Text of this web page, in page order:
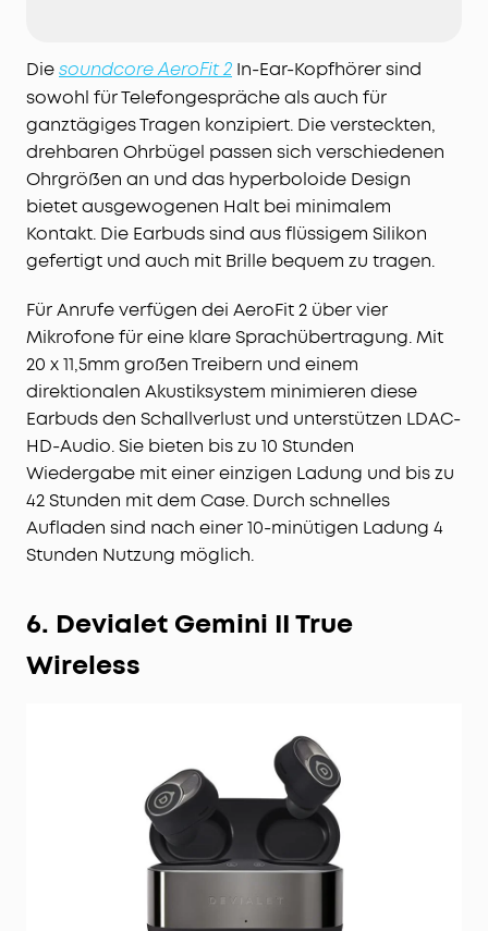
Racetrack-Treiber und die von soundcore
entwickelte BassTurbo-Technologie sorgen für
tiefe Bässe, klare Mitten und lebendige Höhen.
Freue dich auf kabellosen Hi-Res-Klang, verfeinert
durch LDAC.
Kristallklare Anrufe:4 strahlformende Mikrofone
und ein hochmoderner KI-Algorithmus erfassen
deine Stimme und filtern gleichzeitig den Lärm
heraus. Selbst in belebten Straßen bleibst du bei
Müheloses Laden für längere Spielzeit:Lege das
Case auf ein kabelloses Ladegerät für einfaches
Laden ohne Verheddern. Einmal laden bietet 10h
Musikgenuss und mit dem Ladecase 42h.
Die soundcore AeroFit 2 In-Ear-Kopfhörer sind
sowohl für Telefongespräche als auch für
ganztägiges Tragen konzipiert. Die versteckten,
drehbaren Ohrbügel passen sich verschiedenen
Ohrgrößen an und das hyperboloide Design
bietet ausgewogenen Halt bei minimalem
Kontakt. Die Earbuds sind aus flüssigem Silikon
gefertigt und auch mit Brille bequem zu tragen.
Für Anrufe verfügen dei AeroFit 2 über vier
Mikrofone für eine klare Sprachübertragung. Mit
20 x 11,5mm großen Treibern und einem
direktionalen Akustiksystem minimieren diese
Earbuds den Schallverlust und unterstützen LDAC-
HD-Audio. Sie bieten bis zu 10 Stunden
Wiedergabe mit einer einzigen Ladung und bis zu
42 Stunden mit dem Case. Durch schnelles
Aufladen sind nach einer 10-minütigen Ladung 4
Stunden Nutzung möglich.
6. Devialet Gemini II True
Wireless